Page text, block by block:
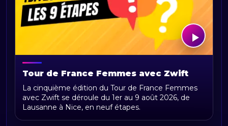
Tour de France Femmes avec Zwift
2026 : parcours, étapes, calendrier et
actualités
La cinquième édition du Tour de France Femmes
avec Zwift se déroule du 1er au 9 août 2026, de
Lausanne à Nice, en neuf étapes.